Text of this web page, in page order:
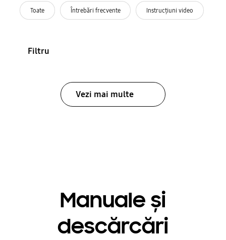
Toate Întrebări frecvente Instrucţiuni video
Filtru
Vezi mai multe
Manuale și
descărcări